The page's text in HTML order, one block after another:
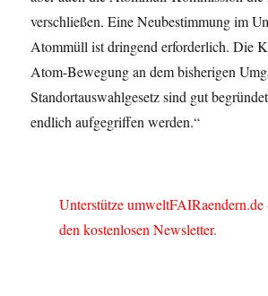
verschließen. Eine Neubestimmung im
Atommüll ist dringend erforderlich. Die
Atom-Bewegung an dem bisherigen
Standortauswahlgesetz sind gut
endlich aufgegriffen werden.“
Unterstütze
den kostenlosen Newsletter.